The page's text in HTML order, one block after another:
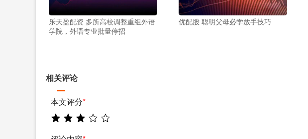
乐天盈配资 多所高校调整重组外语
学院，外语专业批量停招
优配股 聪明父母必学放手技巧
相关评论
本文评分*